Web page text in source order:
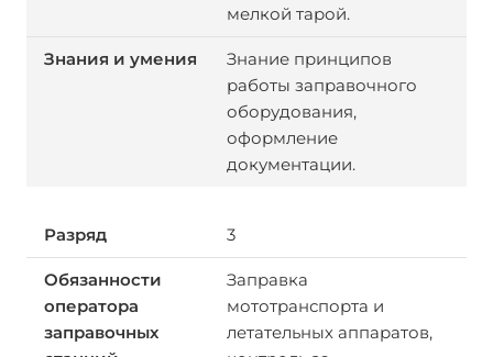
мелкой тарой.
Знание принципов
работы заправочного
оборудования,
оформление
документации.
3
Заправка
мототранспорта и
летательных аппаратов,